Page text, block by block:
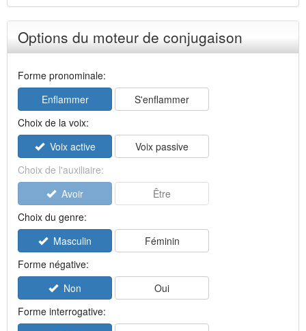
Options du moteur de conjugaison
Forme pronominale:
Enflammer
S'enflammer
Choix de la voix:
Voix active
Voix passive
Choix de l'auxiliaire:
Avoir
Être
Choix du genre:
Masculin
Féminin
Forme négative:
Non
Oui
Forme interrogative: